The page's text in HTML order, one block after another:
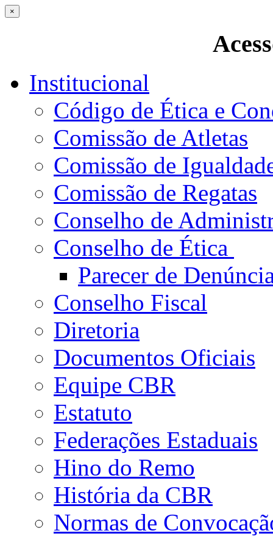
×
Institucional
Código de Ética e
Comissão de Atletas
Comissão de
Comissão de Regatas
Conselho de
Conselho de Ética
Parecer de
Conselho Fiscal
Diretoria
Documentos Oficiais
Equipe CBR
Estatuto
Federações Estaduais
Hino do Remo
História da CBR
Normas de